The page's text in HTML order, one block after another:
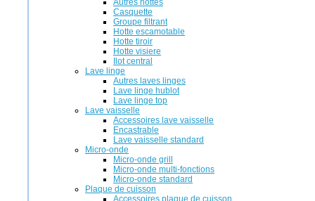
Autres hottes
Casquette
Groupe filtrant
Hotte escamotable
Hotte tiroir
Hotte visiere
Ilot central
Lave linge
Autres laves linges
Lave linge hublot
Lave linge top
Lave vaisselle
Accessoires lave vaisselle
Encastrable
Lave vaisselle standard
Micro-onde
Micro-onde grill
Micro-onde multi-fonctions
Micro-onde standard
Plaque de cuisson
Accessoires plaque de cuisson